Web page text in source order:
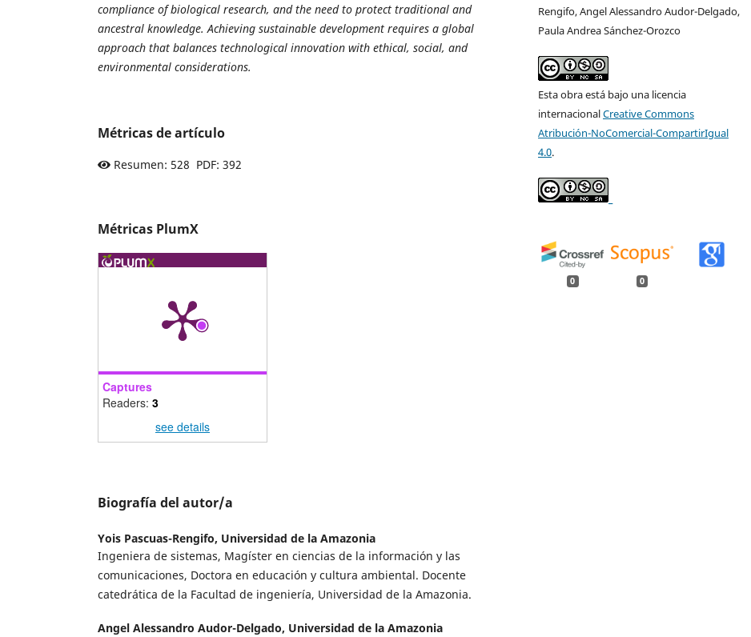
compliance of biological research, and the need to protect traditional and
ancestral knowledge. Achieving sustainable development requires a global
approach that balances technological innovation with ethical, social, and
environmental considerations.
Métricas de artículo
Resumen: 528 PDF: 392
Métricas PlumX
Captures
Readers: 3
see details
Biografía del autor/a
Yois Pascuas-Rengifo, Universidad de la Amazonia
Ingeniera de sistemas, Magíster en ciencias de la información y las
comunicaciones, Doctora en educación y cultura ambiental. Docente
catedrática de la Facultad de ingeniería, Universidad de la Amazonia.
Angel Alessandro Audor-Delgado, Universidad de la Amazonia
Rengifo, Angel Alessandro Audor-Delgado,
Paula Andrea Sánchez-Orozco
Esta obra está bajo una licencia
internacionalCreative Commons
Atribución-NoComercial-CompartirIgual
4.0.
0 0